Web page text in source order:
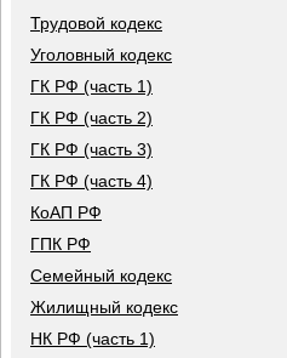
Трудовой кодекс
Уголовный кодекс
ГК РФ (часть 1)
ГК РФ (часть 2)
ГК РФ (часть 3)
ГК РФ (часть 4)
КоАП РФ
ГПК РФ
Семейный кодекс
Жилищный кодекс
НК РФ (часть 1)